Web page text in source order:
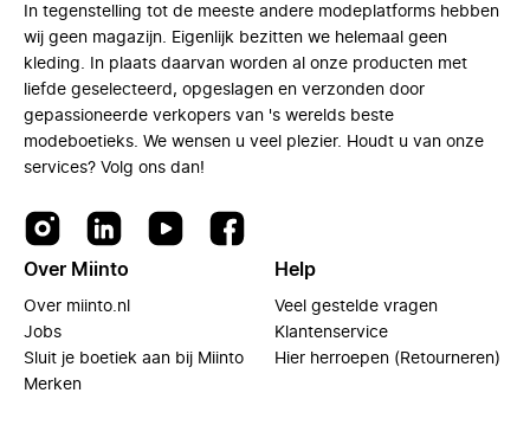
In tegenstelling tot de meeste andere modeplatforms hebben
wij geen magazijn. Eigenlijk bezitten we helemaal geen
kleding. In plaats daarvan worden al onze producten met
liefde geselecteerd, opgeslagen en verzonden door
gepassioneerde verkopers van 's werelds beste
modeboetieks. We wensen u veel plezier. Houdt u van onze
services? Volg ons dan!
Over Miinto
Over miinto.nl
Jobs
Sluit je boetiek aan bij Miinto
Merken
Help
Veel gestelde vragen
Klantenservice
Hier herroepen (Retourneren)